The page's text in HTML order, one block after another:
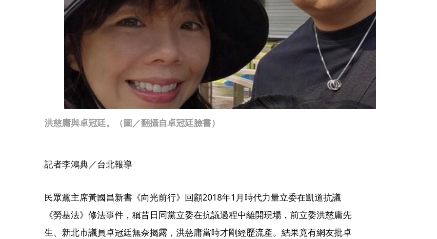
洪慈庸與卓冠廷。（圖／翻攝自卓冠廷臉書）
記者李鴻典／台北報導
民眾黨主席黃國昌新書《向光前行》回顧2018年1月時代力量立委在凱道抗議
《勞基法》修法事件，稱昔日同黨立委在抗議過程中離開現場，前立委洪慈庸先
生、新北市議員卓冠廷無奈揭露，洪慈庸當時才剛經歷流產。結果竟有網友批卓